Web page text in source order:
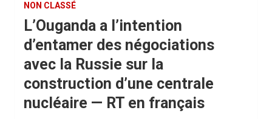
NON CLASSÉ
L’Ouganda a l’intention
d’entamer des négociations
avec la Russie sur la
construction d’une centrale
nucléaire — RT en français